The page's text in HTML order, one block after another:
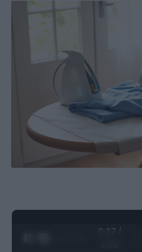
0:28 /